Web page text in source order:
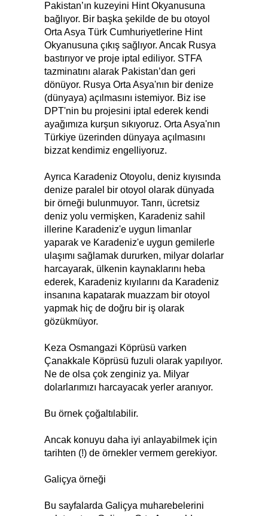
Pakistan’ın kuzeyini Hint Okyanusuna
bağlıyor. Bir başka şekilde de bu otoyol
Orta Asya Türk Cumhuriyetlerine Hint
Okyanusuna çıkış sağlıyor. Ancak Rusya
bastırıyor ve proje iptal ediliyor. STFA
tazminatını alarak Pakistan’dan geri
dönüyor. Rusya Orta Asya'nın bir denize
(dünyaya) açılmasını istemiyor. Biz ise
DPT'nin bu projesini iptal ederek kendi
ayağımıza kurşun sıkıyoruz. Orta Asya'nın
Türkiye üzerinden dünyaya açılmasını
bizzat kendimiz engelliyoruz.
Ayrıca Karadeniz Otoyolu, deniz kıyısında
denize paralel bir otoyol olarak dünyada
bir örneği bulunmuyor. Tanrı, ücretsiz
deniz yolu vermişken, Karadeniz sahil
illerine Karadeniz'e uygun limanlar
yaparak ve Karadeniz'e uygun gemilerle
ulaşımı sağlamak dururken, milyar dolarlar
harcayarak, ülkenin kaynaklarını heba
ederek, Karadeniz kıyılarını da Karadeniz
insanına kapatarak muazzam bir otoyol
yapmak hiç de doğru bir iş olarak
gözükmüyor.
Keza Osmangazi Köprüsü varken
Çanakkale Köprüsü fuzuli olarak yapılıyor.
Ne de olsa çok zenginiz ya. Milyar
dolarlarımızı harcayacak yerler aranıyor.
Bu örnek çoğaltılabilir.
Ancak konuyu daha iyi anlayabilmek için
tarihten (!) de örnekler vermem gerekiyor.
Galiçya örneği
Bu sayfalarda Galiçya muharebelerini